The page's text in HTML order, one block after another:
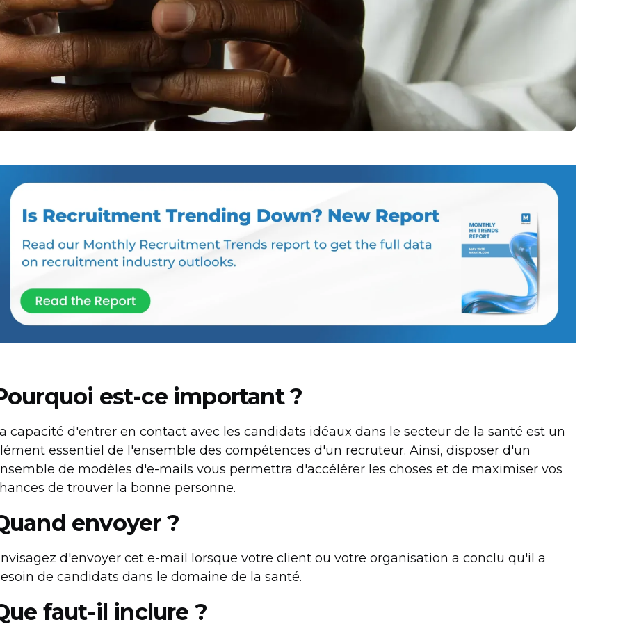
est-ce important ?
capacité d'entrer en contact avec les candidats idéaux dans le secteur de la santé est un
essentiel de l'ensemble des compétences d'un recruteur. Ainsi, disposer d'un
de modèles d'e-mails vous permettra d'accélérer les choses et de maximiser vos
de trouver la bonne personne.
envoyer ?
d'envoyer cet e-mail lorsque votre client ou votre organisation a conclu qu'il a
de candidats dans le domaine de la santé.
faut-il inclure ?